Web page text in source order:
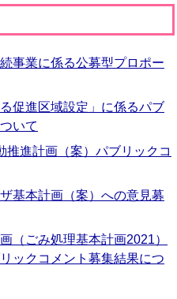
事業に係る公募型プロポー
促進区域設定」に係るパブ
いて
進計画（案）パブリックコ
基本計画（案）への意見募
（ごみ処理基本計画2021）
ックコメント募集結果につ